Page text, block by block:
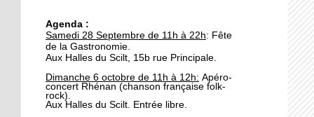
La gastronomie s'invite
aux Halles
24 septembre 2019
Journées de
Agenda :
Samedi 28 Septembre de 11h à 22h: Fête
de la Gastronomie.
Aux Halles du Scilt, 15b rue Principale.
Dimanche 6 octobre de 11h à 12h: Apéro-
concert Rhénan (chanson française folk-
rock).
Aux Halles du Scilt. Entrée libre.